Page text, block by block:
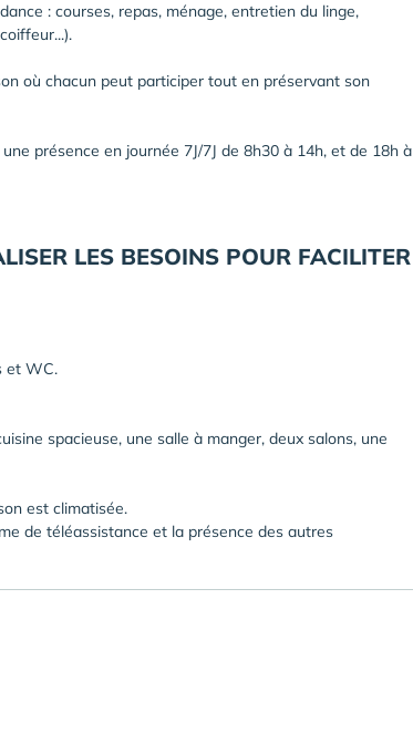
: courses, repas, ménage, entretien du linge,
où chacun peut participer tout en préservant son
présence en journée 7J/7J de 8h30 à 14h, et de 18h à
LES BESOINS POUR FACILITER
et WC.
spacieuse, une salle à manger, deux salons, une
est climatisée.
de téléassistance et la présence des autres